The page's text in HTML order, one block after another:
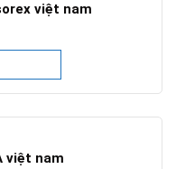
việt nam
việt nam